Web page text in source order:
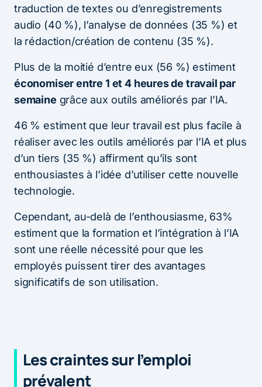
traduction de textes ou d’enregistrements
audio (40 %), l’analyse de données (35 %) et
la rédaction/création de contenu (35 %).
Plus de la moitié d’entre eux (56 %) estiment
économiser entre 1 et 4 heures de travail par
semaine grâce aux outils améliorés par l’IA.
46 % estiment que leur travail est plus facile à
réaliser avec les outils améliorés par l’IA et plus
d’un tiers (35 %) affirment qu’ils sont
enthousiastes à l’idée d’utiliser cette nouvelle
technologie.
Cependant, au-delà de l’enthousiasme, 63%
estiment que la formation et l’intégration à l’IA
sont une réelle nécessité pour que les
employés puissent tirer des avantages
significatifs de son utilisation.
Les craintes sur l’emploi
prévalent